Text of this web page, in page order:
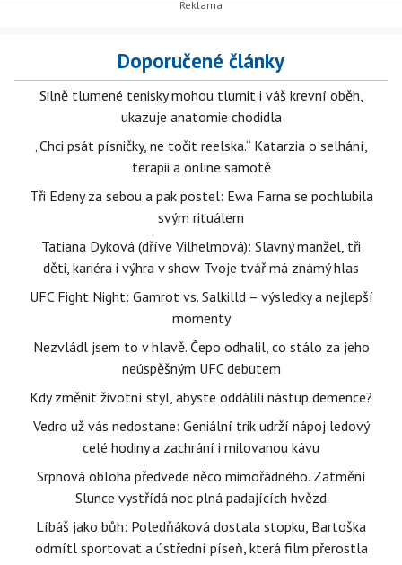
Doporučené články
Silně tlumené tenisky mohou tlumit i váš krevní oběh,
ukazuje anatomie chodidla
„Chci psát písničky, ne točit reelska.“ Katarzia o selhání,
terapii a online samotě
Tři Edeny za sebou a pak postel: Ewa Farna se pochlubila
svým rituálem
Tatiana Dyková (dříve Vilhelmová): Slavný manžel, tři
děti, kariéra i výhra v show Tvoje tvář má známý hlas
UFC Fight Night: Gamrot vs. Salkilld – výsledky a nejlepší
momenty
Nezvládl jsem to v hlavě. Čepo odhalil, co stálo za jeho
neúspěšným UFC debutem
Kdy změnit životní styl, abyste oddálili nástup demence?
Vedro už vás nedostane: Geniální trik udrží nápoj ledový
celé hodiny a zachrání i milovanou kávu
Srpnová obloha předvede něco mimořádného. Zatmění
Slunce vystřídá noc plná padajících hvězd
Líbáš jako bůh: Poledňáková dostala stopku, Bartoška
odmítl sportovat a ústřední píseň, která film přerostla